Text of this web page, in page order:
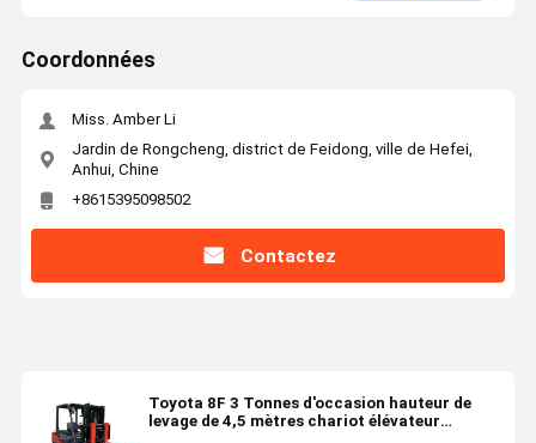
Coordonnées
Miss. Amber Li
Jardin de Rongcheng, district de Feidong, ville de Hefei,
Anhui, Chine
+8615395098502
Contactez
Toyota 8F 3 Tonnes d'occasion hauteur de
levage de 4,5 mètres chariot élévateur